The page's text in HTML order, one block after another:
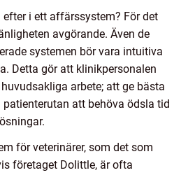
i ett affärssystem? För det
avgörande. Även de
systemen bör vara intuitiva
Detta gör att klinikpersonalen
arbete; att ge bästa
att behöva ödsla tid
för veterinärer, som det som
företaget Dolittle, är ofta